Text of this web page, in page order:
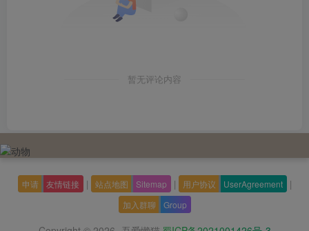
暂无评论内容
申请 友情链接 | 站点地图 Sitemap | 用户协议 UserAgreement |
加入群聊 Group